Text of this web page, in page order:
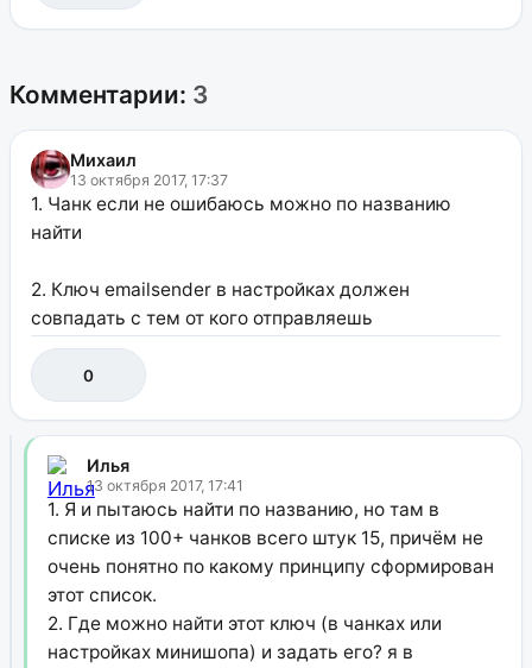
Комментарии: 3
Михаил
13 октября 2017, 17:37
1. Чанк если не ошибаюсь можно по названию
найти
2. Ключ emailsender в настройках должен
совпадать с тем от кого отправляешь
0
Илья
13 октября 2017, 17:41
1. Я и пытаюсь найти по названию, но там в
списке из 100+ чанков всего штук 15, причём не
очень понятно по какому принципу сформирован
этот список.
2. Где можно найти этот ключ (в чанках или
настройках минишопа) и задать его? я в